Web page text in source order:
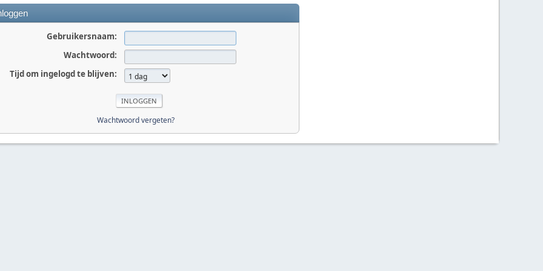
Gebruikersnaam:
Wachtwoord:
Tijd om ingelogd te blijven:
Wachtwoord vergeten?